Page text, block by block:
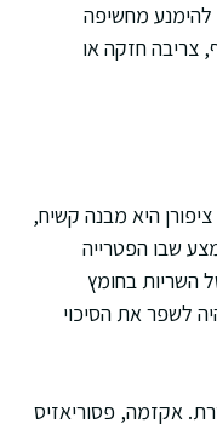
מחשיפה
צריבה חזקה או
היא מבנה קשיח,
שבו הפטרייה
השריות בחומץ
לשפר את הסיכוי
אקזמה, פסוריאזיס